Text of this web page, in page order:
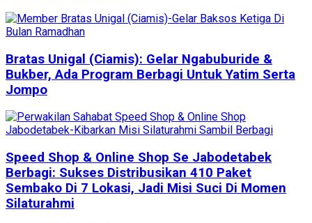
Bratas Unigal (Ciamis): Gelar Ngabuburide &
Bukber, Ada Program Berbagi Untuk Yatim Serta
Jompo
Speed Shop & Online Shop Se Jabodetabek
Berbagi: Sukses Distribusikan 410 Paket
Sembako Di 7 Lokasi, Jadi Misi Suci Di Momen
Silaturahmi